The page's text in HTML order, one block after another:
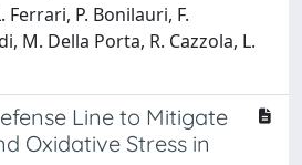
P. Bonilauri, F.
M. Della Porta, R. Cazzola, L.
Line to Mitigate
Oxidative Stress in